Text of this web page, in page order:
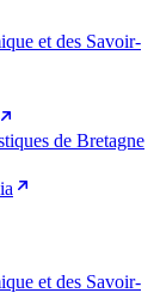
et des Savoir-
de Bretagne
et des Savoir-